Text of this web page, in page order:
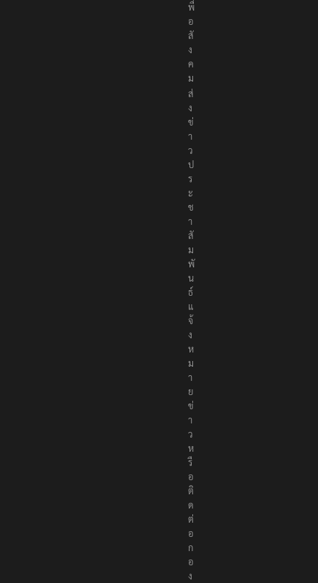
พื่
อ
สั
ง
ค
ม
ส่
ง
ข่
า
ว
ป
ร
ะ
ช
า
สั
ม
พั
น
ธ์
แ
จ้
ง
ห
ม
า
ย
ข่
า
ว
ห
รื
อ
ติ
ด
ต่
อ
ก
อ
ง